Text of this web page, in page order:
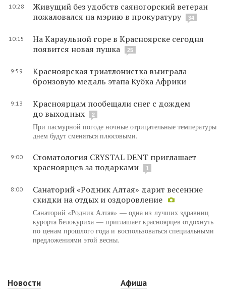
10:28
Живущий без удобств саяногорский ветеран
пожаловался на мэрию в прокуратуру
34
10:15
На Караульной горе в Красноярске сегодня
появится новая пушка
25
9:59
Красноярская триатлонистка выиграла
бронзовую медаль этапа Кубка Африки
9:13
Красноярцам пообещали снег с дождем
до выходных
2
При пасмурной погоде ночные отрицательные температуры
днем будут сменяться плюсовыми.
9:00
Стоматология CRYSTAL DENT приглашает
красноярцев за подарками
1
8:00
Санаторий «Родник Алтая» дарит весенние
скидки на отдых и оздоровление
Санаторий «Родник Алтая» — одна из лучших здравниц
курорта Белокуриха — приглашает красноярцев отдохнуть
по ценам прошлого года и воспользоваться специальными
предложениями этой весны.
Новости
Афиша